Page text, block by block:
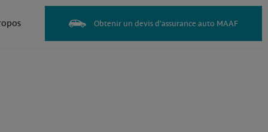
Obtenir un devis d'assurance auto MAAF